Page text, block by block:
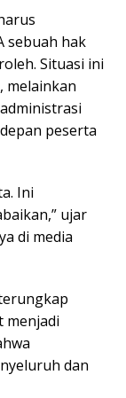
sebuah hak
Situasi ini
melainkan
peserta
Ini
ujar
di media
menjadi
dan